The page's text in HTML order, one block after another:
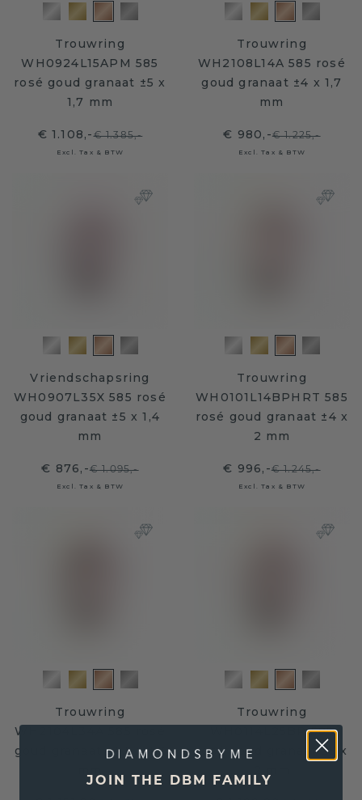
Trouwring
WH0924L15APM 585
rosé goud granaat ±5 x
1,7 mm
€ 1.108,-€ 1.385,-
Excl. Tax & BTW
Trouwring
WH2108L14A 585 rosé
goud granaat ±4 x 1,7
mm
€ 980,-€ 1.225,-
Excl. Tax & BTW
Vriendschapsring
WH0907L35X 585 rosé
goud granaat ±5 x 1,4
mm
€ 876,-€ 1.095,-
Excl. Tax & BTW
Trouwring
WH0101L14BPHRT 585
rosé goud granaat ±4 x
2 mm
€ 996,-€ 1.245,-
Excl. Tax & BTW
Trouwring
WH2104L34A 585 rosé
goud granaat ±4,5 x 1,7
Trouwring
WH0114L25BP 585
rosé goud granaat ±5 x
JOIN THE DBM FAMILY